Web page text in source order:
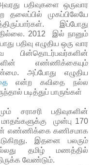
பதிவுகளை ஒருவார
தலைப்பில் முகப்பிலேயே
இப்போது
2012 இல் நானும்
பதிவு எழுதிய ஒரு வார
பின்தொடர்பவர்களின்
எண்ணிக்கையும்
அப்போது எழுதிய
என்ற கவிதை நல்ல
படித்துப் பாருங்கள்
சராசரி பதிவுகளின்
முன்பு 170
எண்ணிக்கை கணிசமாக
இதனை பலரும்
தமிழ் மணத்தில்
வேண்டும்.